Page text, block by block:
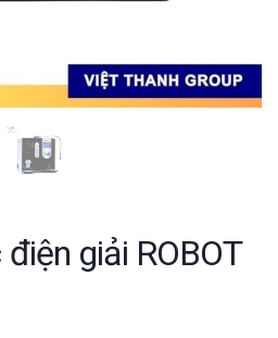
giải ROBOT